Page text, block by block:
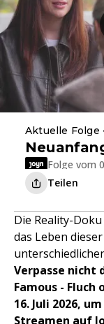
Aktuelle Folge
Folge vom
Teilen
Die Reality-
das Leben
Verpasse nicht
Famous - Fluch
16. Juli 2026,
Streamen auf